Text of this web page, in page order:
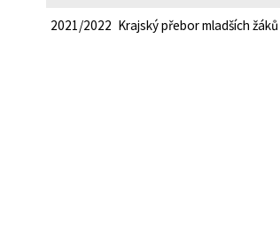
2021/2022 Krajský přebor mladších žáků